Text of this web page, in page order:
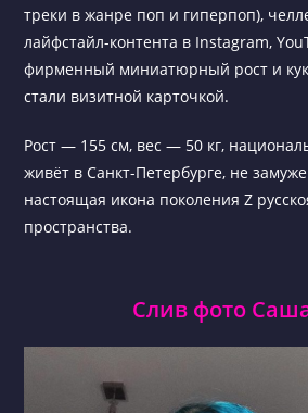
треки в жанре поп и гиперпоп),
лайфстайл-контента в Instagram,
фирменный миниатюрный рост и
стали визитной карточкой.
Рост — 155 см, вес — 50 кг,
живёт в Санкт-Петербурге, не
настоящая икона поколения Z
пространства.
Слив фото